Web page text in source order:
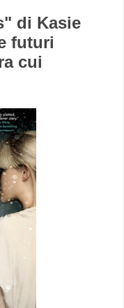
di Kasie
futuri
cui